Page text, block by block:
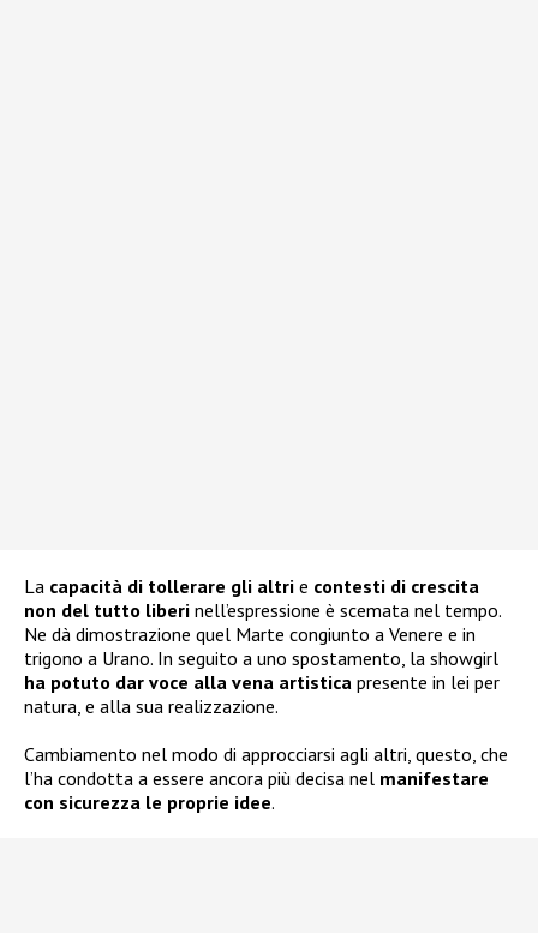
La capacità di tollerare gli altri e contesti di crescita
non del tutto liberi nell’espressione è scemata nel tempo.
Ne dà dimostrazione quel Marte congiunto a Venere e in
trigono a Urano. In seguito a uno spostamento, la showgirl
ha potuto dar voce alla vena artistica presente in lei per
natura, e alla sua realizzazione.
Cambiamento nel modo di approcciarsi agli altri, questo, che
l’ha condotta a essere ancora più decisa nel manifestare
con sicurezza le proprie idee.